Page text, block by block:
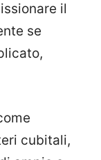
il
se
cubitali,